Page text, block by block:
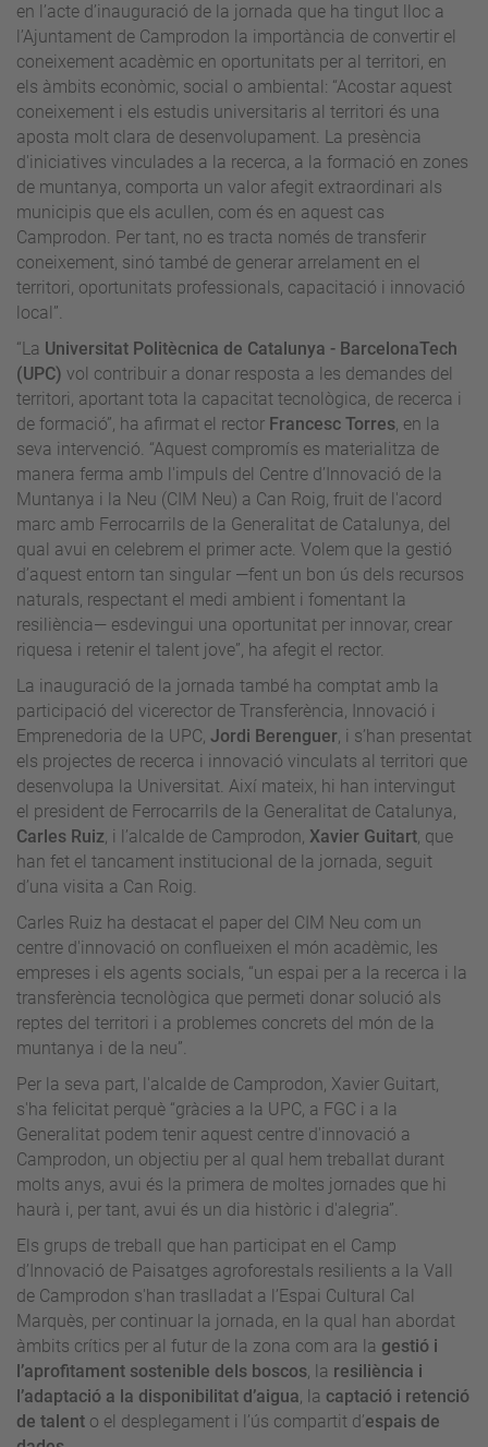
en l’acte d’inauguració de la jornada que ha tingut lloc a
l’Ajuntament de Camprodon la importància de convertir el
coneixement acadèmic en oportunitats per al territori, en
els àmbits econòmic, social o ambiental: “Acostar aquest
coneixement i els estudis universitaris al territori és una
aposta molt clara de desenvolupament. La presència
d'iniciatives vinculades a la recerca, a la formació en zones
de muntanya, comporta un valor afegit extraordinari als
municipis que els acullen, com és en aquest cas
Camprodon. Per tant, no es tracta només de transferir
coneixement, sinó també de generar arrelament en el
territori, oportunitats professionals, capacitació i innovació
local”.
“La Universitat Politècnica de Catalunya - BarcelonaTech
(UPC) vol contribuir a donar resposta a les demandes del
territori, aportant tota la capacitat tecnològica, de recerca i
de formació”, ha afirmat el rector Francesc Torres, en la
seva intervenció. “Aquest compromís es materialitza de
manera ferma amb l'impuls del Centre d’Innovació de la
Muntanya i la Neu (CIM Neu) a Can Roig, fruit de l'acord
marc amb Ferrocarrils de la Generalitat de Catalunya, del
qual avui en celebrem el primer acte. Volem que la gestió
d’aquest entorn tan singular —fent un bon ús dels recursos
naturals, respectant el medi ambient i fomentant la
resiliència— esdevingui una oportunitat per innovar, crear
riquesa i retenir el talent jove”, ha afegit el rector.
La inauguració de la jornada també ha comptat amb la
participació del vicerector de Transferència, Innovació i
Emprenedoria de la UPC, Jordi Berenguer, i s’han presentat
els projectes de recerca i innovació vinculats al territori que
desenvolupa la Universitat. Així mateix, hi han intervingut
el president de Ferrocarrils de la Generalitat de Catalunya,
Carles Ruiz, i l’alcalde de Camprodon, Xavier Guitart, que
han fet el tancament institucional de la jornada, seguit
d’una visita a Can Roig.
Carles Ruiz ha destacat el paper del CIM Neu com un
centre d'innovació on conflueixen el món acadèmic, les
empreses i els agents socials, “un espai per a la recerca i la
transferència tecnològica que permeti donar solució als
reptes del territori i a problemes concrets del món de la
muntanya i de la neu”.
Per la seva part, l'alcalde de Camprodon, Xavier Guitart,
s'ha felicitat perquè “gràcies a la UPC, a FGC i a la
Generalitat podem tenir aquest centre d'innovació a
Camprodon, un objectiu per al qual hem treballat durant
molts anys, avui és la primera de moltes jornades que hi
haurà i, per tant, avui és un dia històric i d'alegria”.
Els grups de treball que han participat en el Camp
d’Innovació de Paisatges agroforestals resilients a la Vall
de Camprodon s'han traslladat a l’Espai Cultural Cal
Marquès, per continuar la jornada, en la qual han abordat
àmbits crítics per al futur de la zona com ara la gestió i
l’aprofitament sostenible dels boscos, la resiliència i
l’adaptació a la disponibilitat d’aigua, la captació i retenció
de talent o el desplegament i l’ús compartit d’espais de